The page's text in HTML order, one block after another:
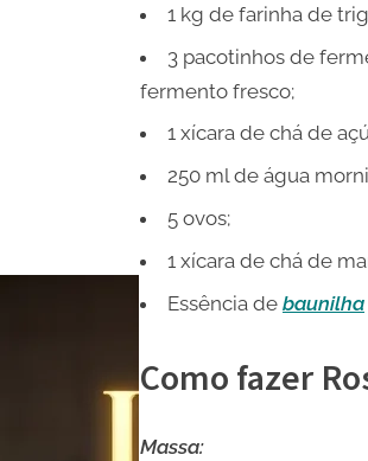
1 kg de farinha de
3 pacotinhos de
fermento fresco;
1 xícara de chá de
250 ml de água
5 ovos;
1 xícara de chá de
Essência de baunilha
Como fazer
Massa: